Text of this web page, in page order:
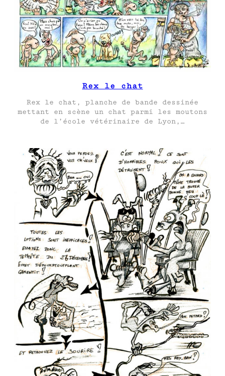
Rex le chat
Rex le chat, planche de bande dessinée
mettant en scène un chat parmi les moutons
de l’école vétérinaire de Lyon,…